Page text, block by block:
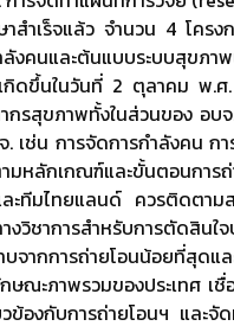
สำเร็จแล้ว จำนวน 4 โครง
งคนและต้นแบบระบบสุขภ
กิดขึ้นในวันที่ 2 ตุลาคม พ.
รสุขภาพทั้งในส่วนของ อบ
เช่น การจัดการกำลังคน ก
มหลักเกณฑ์และขั้นตอนการ
ละทีมไทยแลนด์ ควรติดตาม
ชาการสำหรับการตัดสินใจ
บจากการถ่ายโอนน้อยที่สุด
ณะภาพรวมของประเทศ เ
องกับการถ่ายโอนฯ และจั